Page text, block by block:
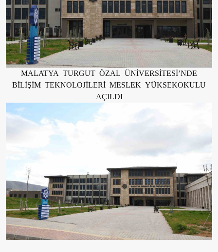
MALATYA TURGUT ÖZAL ÜNİVERSİTESİ’NDE
BİLİŞİM TEKNOLOJİLERİ MESLEK YÜKSEKOKULU
AÇILDI